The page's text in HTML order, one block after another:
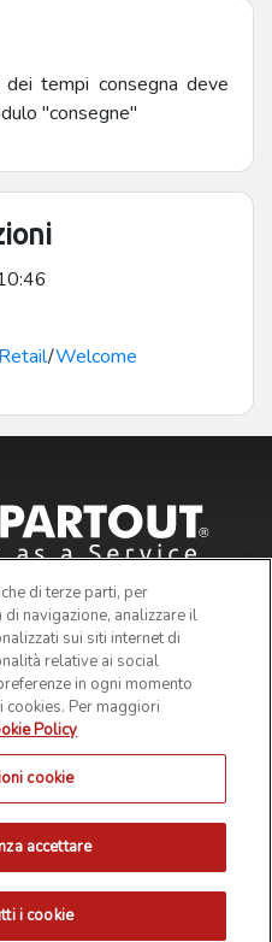
tempi consegna deve
"consegne"
Retail/Welcome
SM HUB - Via Consiglio dei
di San Marino - Codice
Registro Società n° 6210
delle attività e-commerce n°
POLICY
di terze parti, per
navigazione, analizzare il
sui siti internet di
relative ai social
in ogni momento
cookies. Per maggiori
Policy
cookie
accettare
i cookie